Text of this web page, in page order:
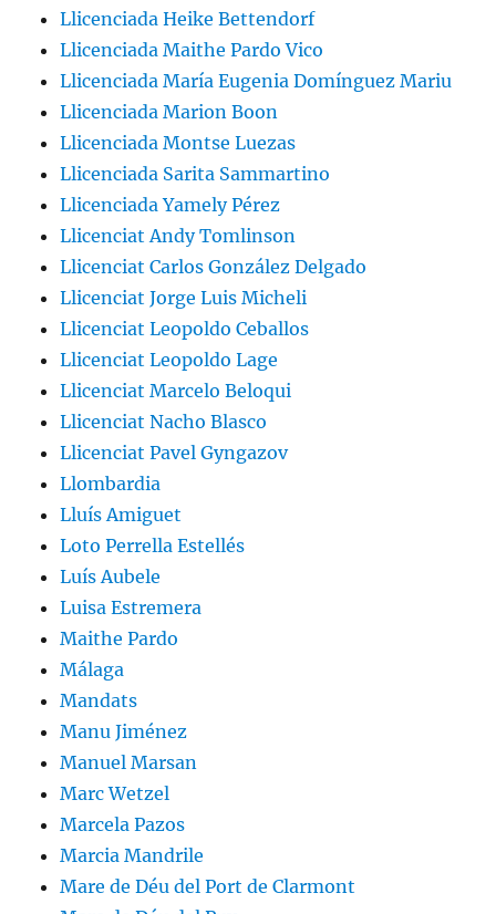
Llicenciada Heike Bettendorf
Llicenciada Maithe Pardo Vico
Llicenciada María Eugenia Domínguez Mariu
Llicenciada Marion Boon
Llicenciada Montse Luezas
Llicenciada Sarita Sammartino
Llicenciada Yamely Pérez
Llicenciat Andy Tomlinson
Llicenciat Carlos González Delgado
Llicenciat Jorge Luis Micheli
Llicenciat Leopoldo Ceballos
Llicenciat Leopoldo Lage
Llicenciat Marcelo Beloqui
Llicenciat Nacho Blasco
Llicenciat Pavel Gyngazov
Llombardia
Lluís Amiguet
Loto Perrella Estellés
Luís Aubele
Luisa Estremera
Maithe Pardo
Málaga
Mandats
Manu Jiménez
Manuel Marsan
Marc Wetzel
Marcela Pazos
Marcia Mandrile
Mare de Déu del Port de Clarmont